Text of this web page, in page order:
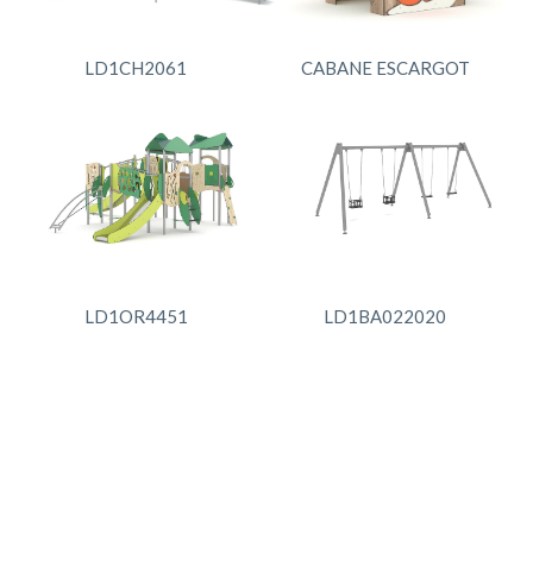
LD1CH2061 CABANE ESCARGOT
LD1OR4451 LD1BA022020